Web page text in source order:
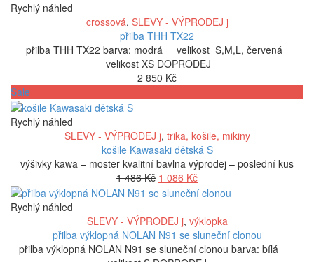
Rychlý náhled
crossová, SLEVY - VÝPRODEJ j
přilba THH TX22
přilba THH TX22 barva: modrá velikost S,M,L, červená
velikost XS DOPRODEJ
2 850 Kč
Sale
Rychlý náhled
SLEVY - VÝPRODEJ j, trika, košile, mikiny
košile Kawasaki dětská S
výšivky kawa – moster kvalitní bavlna výprodej – poslední kus
1 486Kč Původní
cena
1
486 Kč.
1 086 KčAktuální
cena
1
086 Kč.
Rychlý náhled
SLEVY - VÝPRODEJ j, výklopka
přilba výklopná NOLAN N91 se sluneční clonou
přilba výklopná NOLAN N91 se sluneční clonou barva: bílá